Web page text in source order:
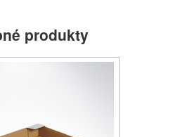
produkty